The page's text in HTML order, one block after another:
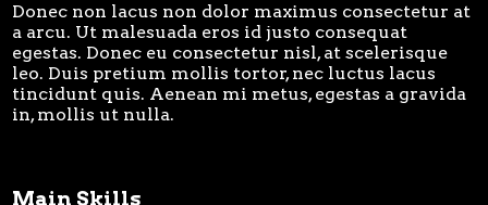
Donec non lacus non dolor maximus consectetur at
a arcu. Ut malesuada eros id justo consequat
egestas. Donec eu consectetur nisl, at scelerisque
leo. Duis pretium mollis tortor, nec luctus lacus
tincidunt quis. Aenean mi metus, egestas a gravida
in, mollis ut nulla.
Main Skills